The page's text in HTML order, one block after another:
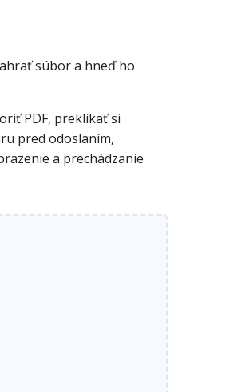
súbor a hneď ho
PDF, preklikať si
pred odoslaním,
a prechádzanie